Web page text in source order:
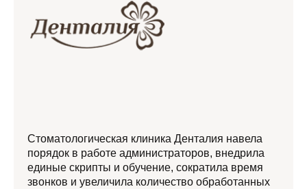
Стоматологическая клиника Денталия навела
порядок в работе администраторов, внедрила
единые скрипты и обучение, сократила время
звонков и увеличила количество обработанных